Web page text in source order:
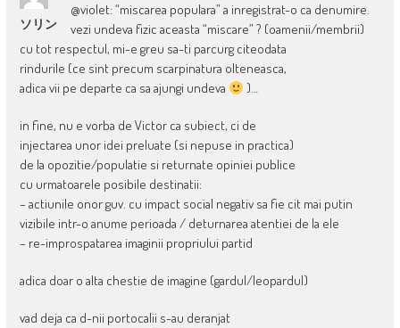
ソリン
@violet: “miscarea populara” a inregistrat-o ca denumire.
vezi undeva fizic aceasta “miscare” ? (oamenii/membrii)
cu tot respectul, mi-e greu sa-ti parcurg citeodata
rindurile (ce sint precum scarpinatura olteneasca,
adica vii pe departe ca sa ajungi undeva
)…
in fine, nu e vorba de Victor ca subiect, ci de
injectarea unor idei preluate (si nepuse in practica)
de la opozitie/populatie si returnate opiniei publice
cu urmatoarele posibile destinatii:
– actiunile onor guv. cu impact social negativ sa fie cit mai putin
vizibile intr-o anume perioada / deturnarea atentiei de la ele
– re-improspatarea imaginii propriului partid
adica doar o alta chestie de imagine (gardul/leopardul)
vad deja ca d-nii portocalii s-au deranjat